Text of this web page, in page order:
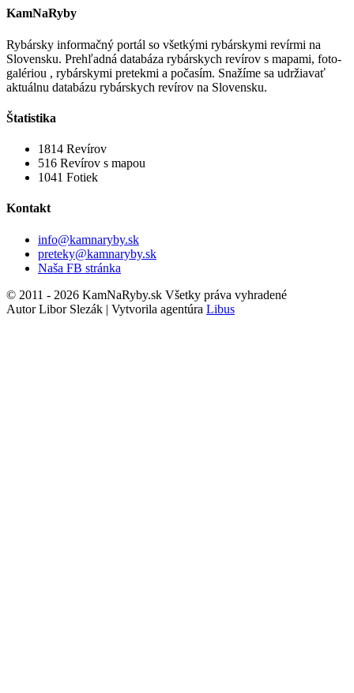
KamNaRyby
Rybársky informačný portál so všetkými rybárskymi revírmi na
Slovensku. Prehľadná databáza rybárskych revírov s mapami, foto-
galériou , rybárskymi pretekmi a počasím. Snažíme sa udržiavať
aktuálnu databázu rybárskych revírov na Slovensku.
Štatistika
1814 Revírov
516 Revírov s mapou
1041 Fotiek
Kontakt
info@kamnaryby.sk
preteky@kamnaryby.sk
Naša FB stránka
© 2011 - 2026 KamNaRyby.sk Všetky práva vyhradené
Autor Libor Slezák | Vytvorila agentúra Libus